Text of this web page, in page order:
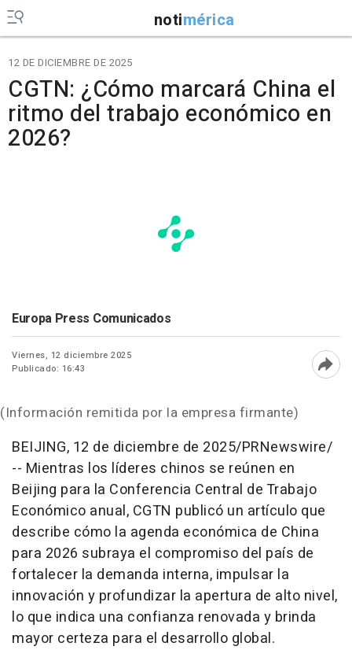
notimérica
12 DE DICIEMBRE DE 2025
CGTN: ¿Cómo marcará China el
ritmo del trabajo económico en
2026?
Europa Press Comunicados
Viernes, 12 diciembre 2025
Publicado: 16:43
(Información remitida por la empresa firmante)
BEIJING, 12 de diciembre de 2025/PRNewswire/
-- Mientras los líderes chinos se reúnen en
Beijing para la Conferencia Central de Trabajo
Económico anual, CGTN publicó un artículo que
describe cómo la agenda económica de China
para 2026 subraya el compromiso del país de
fortalecer la demanda interna, impulsar la
innovación y profundizar la apertura de alto nivel,
lo que indica una confianza renovada y brinda
mayor certeza para el desarrollo global.